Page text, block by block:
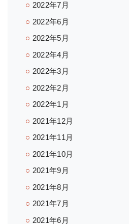
2022年7月
2022年6月
2022年5月
2022年4月
2022年3月
2022年2月
2022年1月
2021年12月
2021年11月
2021年10月
2021年9月
2021年8月
2021年7月
2021年6月